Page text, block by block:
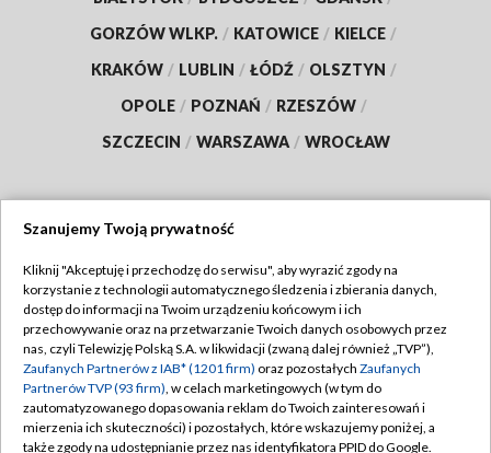
GORZÓW WLKP. / KATOWICE / KIELCE /
KRAKÓW / LUBLIN / ŁÓDŹ / OLSZTYN /
OPOLE / POZNAŃ / RZESZÓW /
SZCZECIN / WARSZAWA / WROCŁAW
TVP
Abonament TVP
Emisja w TVP
Centrum informacji TVP
Naziemna Telewizja Cyfrowa
Regulamin TVP
Polityka prywatności
Moje zgody
Pomoc
Szanujemy Twoją prywatność
Kliknij "Akceptuję i przechodzę do serwisu", aby wyrazić zgody na
korzystanie z technologii automatycznego śledzenia i zbierania danych,
dostęp do informacji na Twoim urządzeniu końcowym i ich
przechowywanie oraz na przetwarzanie Twoich danych osobowych przez
nas, czyli Telewizję Polską S.A. w likwidacji (zwaną dalej również „TVP”),
Zaufanych Partnerów z IAB* (1201 firm) oraz pozostałych Zaufanych
Partnerów TVP (93 firm), w celach marketingowych (w tym do
zautomatyzowanego dopasowania reklam do Twoich zainteresowań i
mierzenia ich skuteczności) i pozostałych, które wskazujemy poniżej, a
także zgody na udostępnianie przez nas identyfikatora PPID do Google.